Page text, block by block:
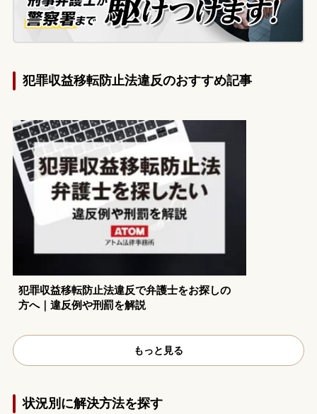
犯罪収益移転防止法違反のおすすめ記事
犯罪収益移転防止法違反で弁護士をお探しの
方へ｜違反例や刑罰を解説
もっと見る
状況別に解決方法を探す